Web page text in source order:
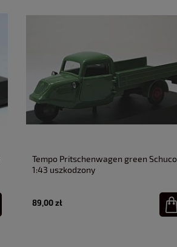
Tempo Pritschenwagen green Schuco
1:43 uszkodzony
89,00 zł